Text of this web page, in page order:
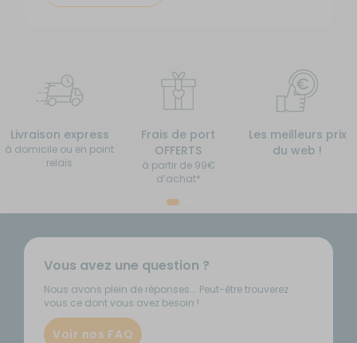
Livraison express
à domicile ou en point
relais
Frais de port
OFFERTS
à partir de 99€
d’achat*
Les meilleurs prix
du web !
Vous avez une question ?
Nous avons plein de réponses... Peut-être trouverez
vous ce dont vous avez besoin !
Voir nos FAQ